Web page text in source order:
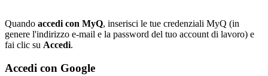
Quando accedi con MyQ, inserisci le tue credenziali MyQ (in
genere l'indirizzo e-mail e la password del tuo account di lavoro) e
fai clic su Accedi.
Accedi con Google